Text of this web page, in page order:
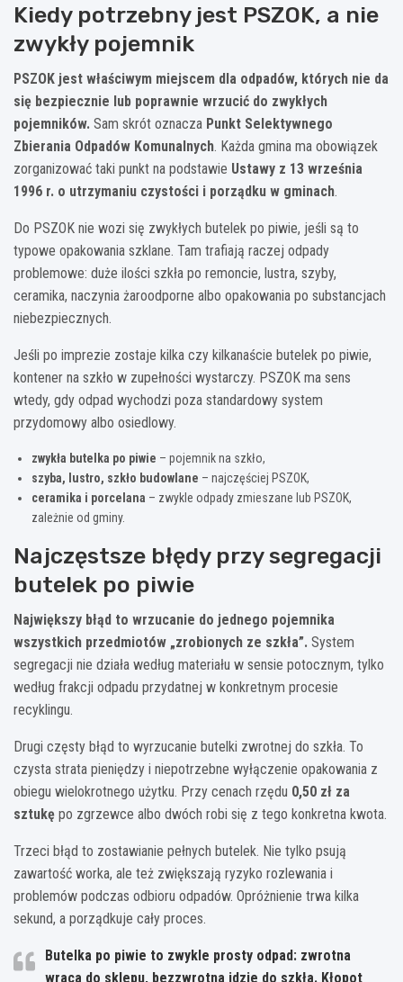
Kiedy potrzebny jest PSZOK, a nie
zwykły pojemnik
PSZOK jest właściwym miejscem dla odpadów, których nie da
się bezpiecznie lub poprawnie wrzucić do zwykłych
pojemników. Sam skrót oznacza Punkt Selektywnego
Zbierania Odpadów Komunalnych. Każda gmina ma obowiązek
zorganizować taki punkt na podstawie Ustawy z 13 września
1996 r. o utrzymaniu czystości i porządku w gminach.
Do PSZOK nie wozi się zwykłych butelek po piwie, jeśli są to
typowe opakowania szklane. Tam trafiają raczej odpady
problemowe: duże ilości szkła po remoncie, lustra, szyby,
ceramika, naczynia żaroodporne albo opakowania po substancjach
niebezpiecznych.
Jeśli po imprezie zostaje kilka czy kilkanaście butelek po piwie,
kontener na szkło w zupełności wystarczy. PSZOK ma sens
wtedy, gdy odpad wychodzi poza standardowy system
przydomowy albo osiedlowy.
zwykła butelka po piwie – pojemnik na szkło,
szyba, lustro, szkło budowlane – najczęściej PSZOK,
ceramika i porcelana – zwykle odpady zmieszane lub PSZOK,
zależnie od gminy.
Najczęstsze błędy przy segregacji
butelek po piwie
Największy błąd to wrzucanie do jednego pojemnika
wszystkich przedmiotów „zrobionych ze szkła”. System
segregacji nie działa według materiału w sensie potocznym, tylko
według frakcji odpadu przydatnej w konkretnym procesie
recyklingu.
Drugi częsty błąd to wyrzucanie butelki zwrotnej do szkła. To
czysta strata pieniędzy i niepotrzebne wyłączenie opakowania z
obiegu wielokrotnego użytku. Przy cenach rzędu 0,50 zł za
sztukę po zgrzewce albo dwóch robi się z tego konkretna kwota.
Trzeci błąd to zostawianie pełnych butelek. Nie tylko psują
zawartość worka, ale też zwiększają ryzyko rozlewania i
problemów podczas odbioru odpadów. Opróżnienie trwa kilka
sekund, a porządkuje cały proces.
Butelka po piwie to zwykle prosty odpad: zwrotna
wraca do sklepu, bezzwrotna idzie do szkła. Kłopot